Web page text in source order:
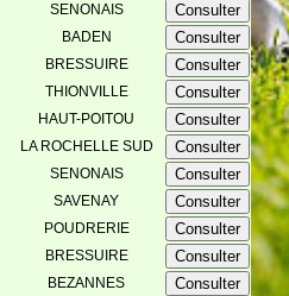
SENONAIS
BADEN
BRESSUIRE
THIONVILLE
HAUT-POITOU
LA ROCHELLE SUD
SENONAIS
SAVENAY
POUDRERIE
BRESSUIRE
BEZANNES